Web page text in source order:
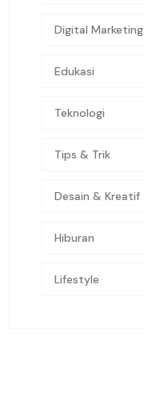
Digital Marketing
Edukasi
Teknologi
Tips & Trik
Desain & Kreatif
Hiburan
Lifestyle